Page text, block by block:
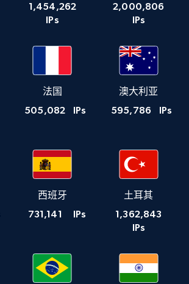
1,454,262
IPs
2,000,806
IPs
法国
505,082 IPs
澳大利亚
595,786 IPs
西班牙
731,141 IPs
土耳其
1,362,843
IPs